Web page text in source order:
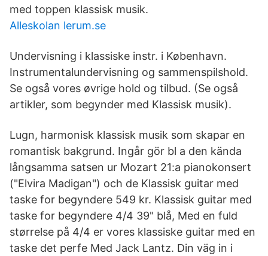
med toppen klassisk musik.
Alleskolan lerum.se
Undervisning i klassiske instr. i København.
Instrumentalundervisning og sammenspilshold.
Se også vores øvrige hold og tilbud. (Se også
artikler, som begynder med Klassisk musik).
Lugn, harmonisk klassisk musik som skapar en
romantisk bakgrund. Ingår gör bl a den kända
långsamma satsen ur Mozart 21:a pianokonsert
("Elvira Madigan") och de Klassisk guitar med
taske for begyndere 549 kr. Klassisk guitar med
taske for begyndere 4/4 39" blå, Med en fuld
størrelse på 4/4 er vores klassiske guitar med en
taske det perfe Med Jack Lantz. Din väg in i